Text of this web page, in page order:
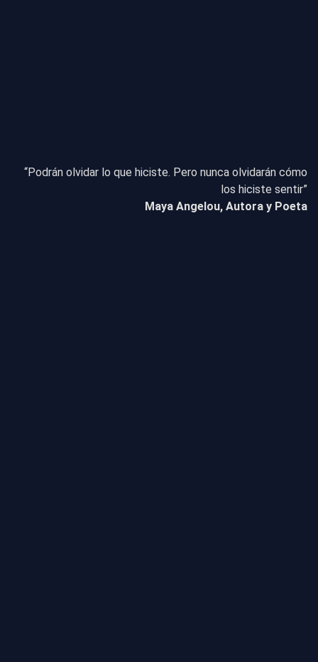
“Podrán olvidar lo que hiciste. Pero nunca olvidarán cómo
los hiciste sentir”
Maya Angelou, Autora y Poeta